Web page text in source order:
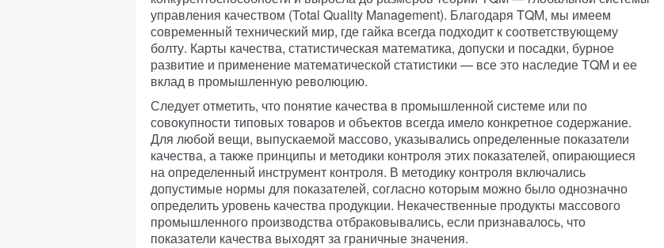
управления качеством (Total Quality Management). Благодаря TQM, мы имеем
современный технический мир, где гайка всегда подходит к соответствующему
болту. Карты качества, статистическая математика, допуски и посадки, бурное
развитие и применение математической статистики — все это наследие TQM и ее
вклад в промышленную революцию.
Следует отметить, что понятие качества в промышленной системе или по
совокупности типовых товаров и объектов всегда имело конкретное содержание.
Для любой вещи, выпускаемой массово, указывались определенные показатели
качества, а также принципы и методики контроля этих показателей, опирающиеся
на определенный инструмент контроля. В методику контроля включались
допустимые нормы для показателей, согласно которым можно было однозначно
определить уровень качества продукции. Некачественные продукты массового
промышленного производства отбраковывались, если признавалось, что
показатели качества выходят за граничные значения.